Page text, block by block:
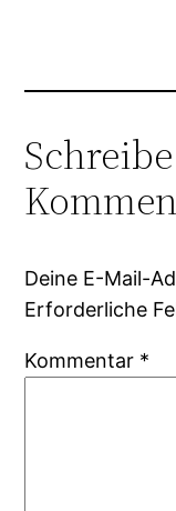
Deine E-Mail-
Erforderliche
Kommentar *